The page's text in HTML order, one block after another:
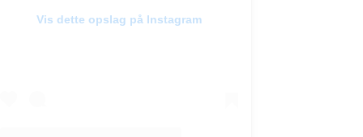
Vis dette opslag på Instagram